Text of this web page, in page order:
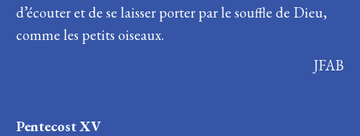
d’écouter et de se laisser porter par le souffle de Dieu,
comme les petits oiseaux.
JFAB
Pentecost XV